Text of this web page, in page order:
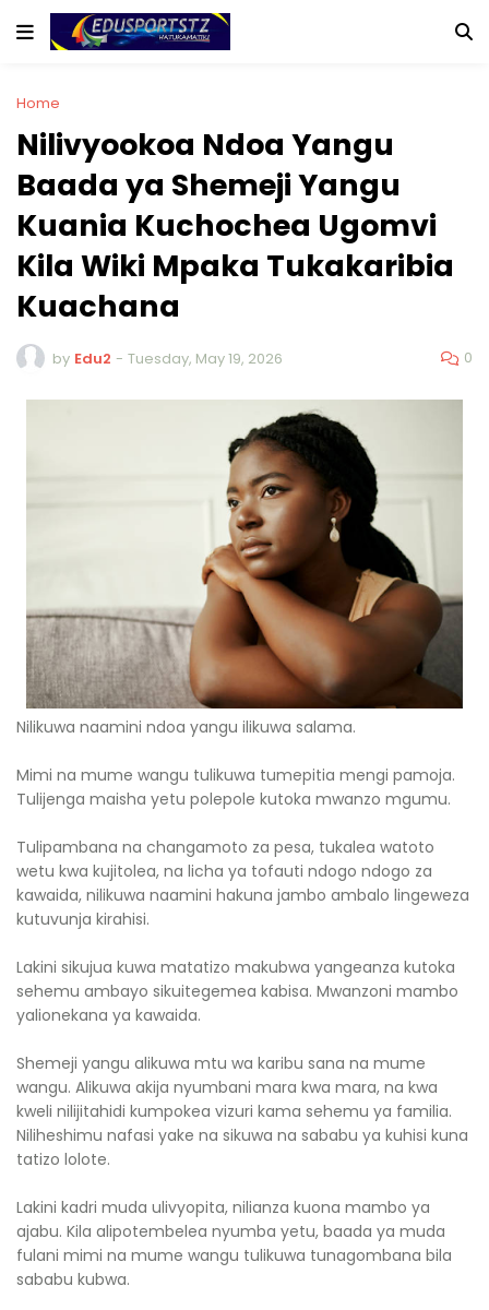
Home
Nilivyookoa Ndoa Yangu
Baada ya Shemeji Yangu
Kuania Kuchochea Ugomvi
Kila Wiki Mpaka Tukakaribia
Kuachana
by Edu2 - Tuesday, May 19, 2026 0
Nilikuwa naamini ndoa yangu ilikuwa salama.
Mimi na mume wangu tulikuwa tumepitia mengi pamoja.
Tulijenga maisha yetu polepole kutoka mwanzo mgumu.
Tulipambana na changamoto za pesa, tukalea watoto
wetu kwa kujitolea, na licha ya tofauti ndogo ndogo za
kawaida, nilikuwa naamini hakuna jambo ambalo lingeweza
kutuvunja kirahisi.
Lakini sikujua kuwa matatizo makubwa yangeanza kutoka
sehemu ambayo sikuitegemea kabisa. Mwanzoni mambo
yalionekana ya kawaida.
Shemeji yangu alikuwa mtu wa karibu sana na mume
wangu. Alikuwa akija nyumbani mara kwa mara, na kwa
kweli nilijitahidi kumpokea vizuri kama sehemu ya familia.
Niliheshimu nafasi yake na sikuwa na sababu ya kuhisi kuna
tatizo lolote.
Lakini kadri muda ulivyopita, nilianza kuona mambo ya
ajabu. Kila alipotembelea nyumba yetu, baada ya muda
fulani mimi na mume wangu tulikuwa tunagombana bila
sababu kubwa.